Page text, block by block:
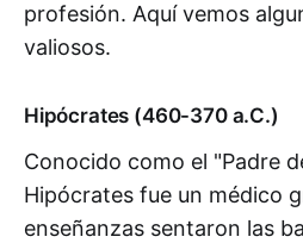
profesión. Aquí vemos
valiosos.
Hipócrates (460-370 a.C.)
Conocido como el "Padre
Hipócrates fue un médico
enseñanzas sentaron las